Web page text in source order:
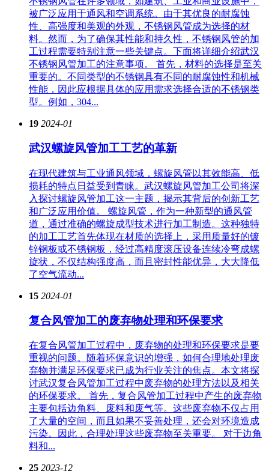
被广泛应用于通风和空调系统。由于其优良的耐腐蚀
性、高强度和美观的外观，不锈钢风管成为选择的材
料。然而，为了确保其性能和持久性，不锈钢风管的加
工过程需要特别注意一些关键点。下面将详细介绍武汉
不锈钢风管加工的注意事项。 首先，材料的选择是至关
重要的。不同类型的不锈钢具有不同的耐腐蚀性和机械
性能，因此应根据具体的应用需求选择合适的不锈钢类
型。例如，304...
19 2024-01
武汉螺旋风管加工工艺的革新
在现代建筑与工业通风领域，螺旋风管以其效能高、低
损耗的特点日益受到青睐。武汉螺旋风管加工公司将深
入探讨螺旋风管加工这一主题，揭示其背后的创新工艺
和广泛应用价值。 螺旋风管，作为一种新型的通风管
道，通过准确的螺旋成型技术进行加工制造。这种独特
的加工工艺首先体现在材质的选择上，采用质量好的镀
锌钢板或不锈钢板，经过高精度滚压设备连续冷弯成螺
旋状，不仅结构强度高，而且密封性能优异，大大降低
了空气流动...
15 2024-01
复合风管加工的废弃物处理和环保要求
在复合风管加工过程中，废弃物的处理和环保要求是要
重视的问题。随着环保意识的增强，如何合理地处理废
弃物并满足环保要求已成为行业关注的焦点。本文将探
讨武汉复合风管加工过程中废弃物的处理方法以及相关
的环保要求。 首先，复合风管加工过程中产生的废弃物
主要包括边角料、废料和废气等。这些废弃物不仅占用
了大量的空间，而且如果不妥善处理，还会对环境造成
污染。因此，合理处理这些废弃物至关重要。 对于边角
料和...
25 2023-12